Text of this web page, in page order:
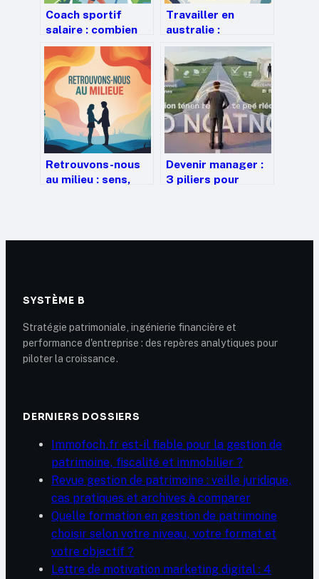
Coach sportif
salaire : combien
gagne un coach et
comment
l’augmenter
Travailler en
australie :
démarches, visas
et conseils pour
réussir
Retrouvons-nous
au milieu : sens,
Devenir manager :
3 piliers pour
SYSTÈME B
Stratégie patrimoniale, ingénierie financière et
performance d'entreprise : des repères analytiques pour
piloter la croissance.
DERNIERS DOSSIERS
Immofoch.fr est-il fiable pour la gestion de
patrimoine, fiscalité et immobilier ?
Revue gestion de patrimoine : veille juridique,
cas pratiques et archives à comparer
Quelle formation en gestion de patrimoine
choisir selon votre niveau, votre format et
votre objectif ?
Lettre de motivation marketing digital : 4